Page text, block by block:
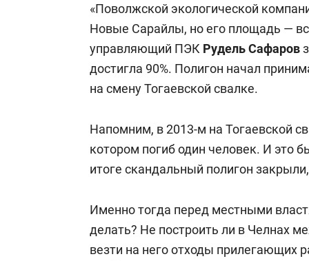
«Поволжской экологической
Новые Сарайлы, но его площадь —
управляющий ПЭК Рудель Сафаров
достигла 90%. Полигон начал
на смену Тогаевской свалке.
Напомним, в 2013-м на Тогаевской
котором погиб один человек. И это
итоге скандальный полигон
Именно тогда перед местными
делать? Не построить ли в Челнах
везти на него отходы прилегающих